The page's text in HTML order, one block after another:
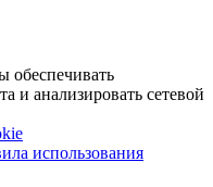
обеспечивать
и анализировать сетевой
использования